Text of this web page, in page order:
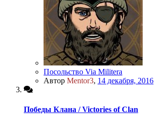
Посольство Via Militera
Автор Mentor3, 14 декабря, 2016
Победы Клана / Victories of Clan